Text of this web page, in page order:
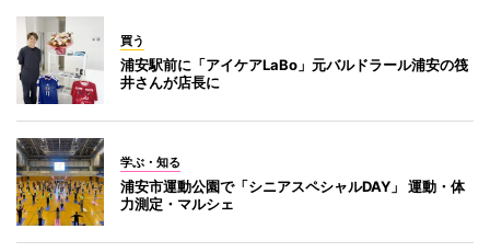
買う
浦安駅前に「アイケアLaBo」元バルドラール浦安の筏
井さんが店長に
学ぶ・知る
浦安市運動公園で「シニアスペシャルDAY」 運動・体
力測定・マルシェ